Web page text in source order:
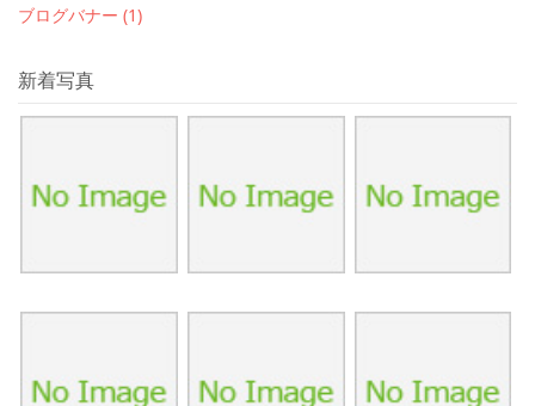
ブログバナー (1)
新着写真